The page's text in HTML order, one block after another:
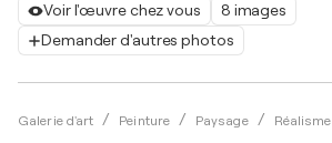
Voir l'œuvre chez vous
8 images
Demander d'autres photos
Galerie d'art Peinture Paysage Réalisme